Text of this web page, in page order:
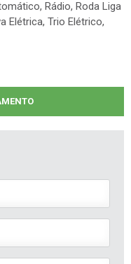
Rádio, Roda Liga
Elétrica, Trio Elétrico,